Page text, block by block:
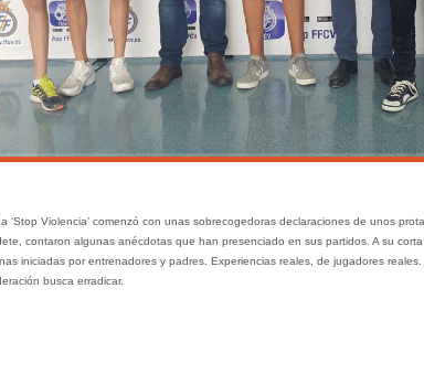
‘Stop Violencia’ comenzó con unas sobrecogedoras declaraciones de unos
contaron algunas anécdotas que han presenciado en sus partidos. A su
iniciadas por entrenadores y padres. Experiencias reales, de jugadores
busca erradicar.